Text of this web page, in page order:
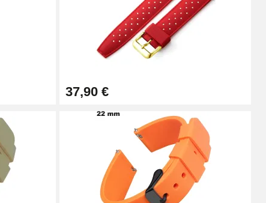
Ajouter au panier
Ajouter au panier
Ajouter au panier
37,90 €